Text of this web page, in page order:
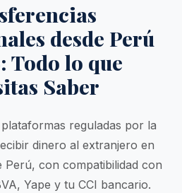
desde Perú
Todo lo que
Saber
reguladas por la
dinero al extranjero en
Perú, con compatibilidad con
Yape y tu CCI bancario.